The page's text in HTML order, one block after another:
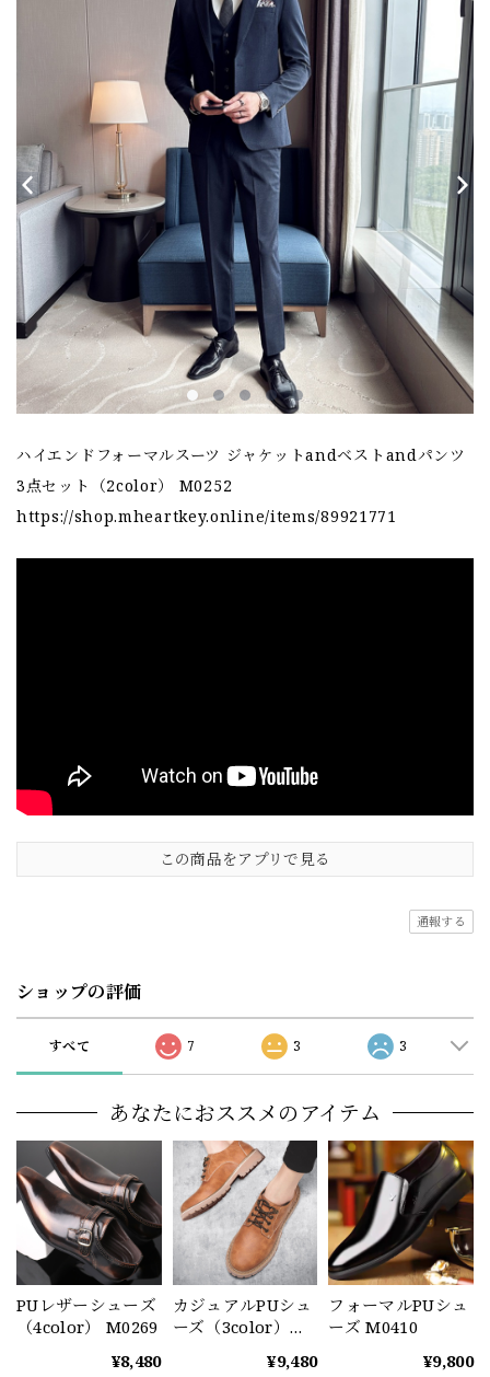
ハイエンドフォーマルスーツ ジャケットandベストandパンツ
3点セット（2color） M0252
https://shop.mheartkey.online/items/89921771
この商品をアプリで見る
通報する
ショップの評価
すべて 7 3 3
あなたにおススメのアイテム
PUレザーシューズ
（4color） M0269
¥8,480
カジュアルPUシュ
ーズ（3color）
¥9,480
フォーマルPUシュ
ーズ M0410
¥9,800